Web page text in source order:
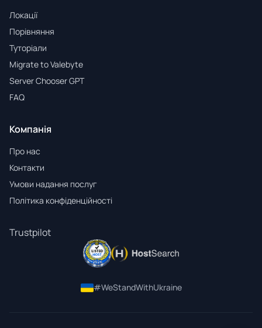
Локації
Порівняння
Туторіали
Migrate to Valebyte
Server Chooser GPT
FAQ
Компанія
Про нас
Контакти
Умови надання послуг
Політика конфіденційності
Trustpilot
#WeStandWithUkraine